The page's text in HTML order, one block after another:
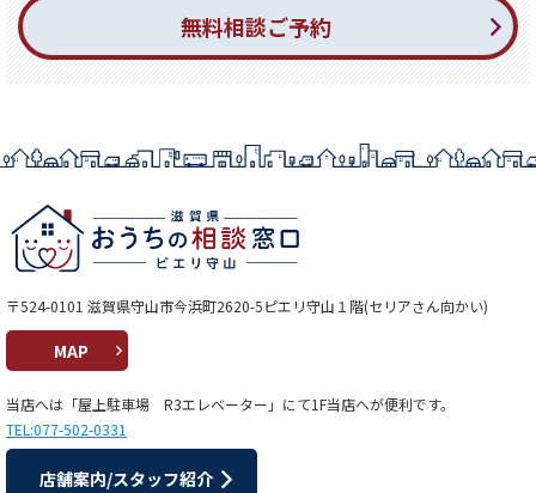
無料相談ご予約
〒524-0101 滋賀県守山市今浜町2620-5ピエリ守山１階(セリアさん向かい)
MAP
当店へは「屋上駐車場 R3エレベーター」にて1F当店へが便利です。
TEL:077-502-0331
店舗案内/スタッフ紹介